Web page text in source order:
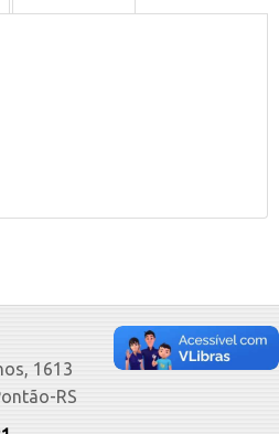
1613
RS